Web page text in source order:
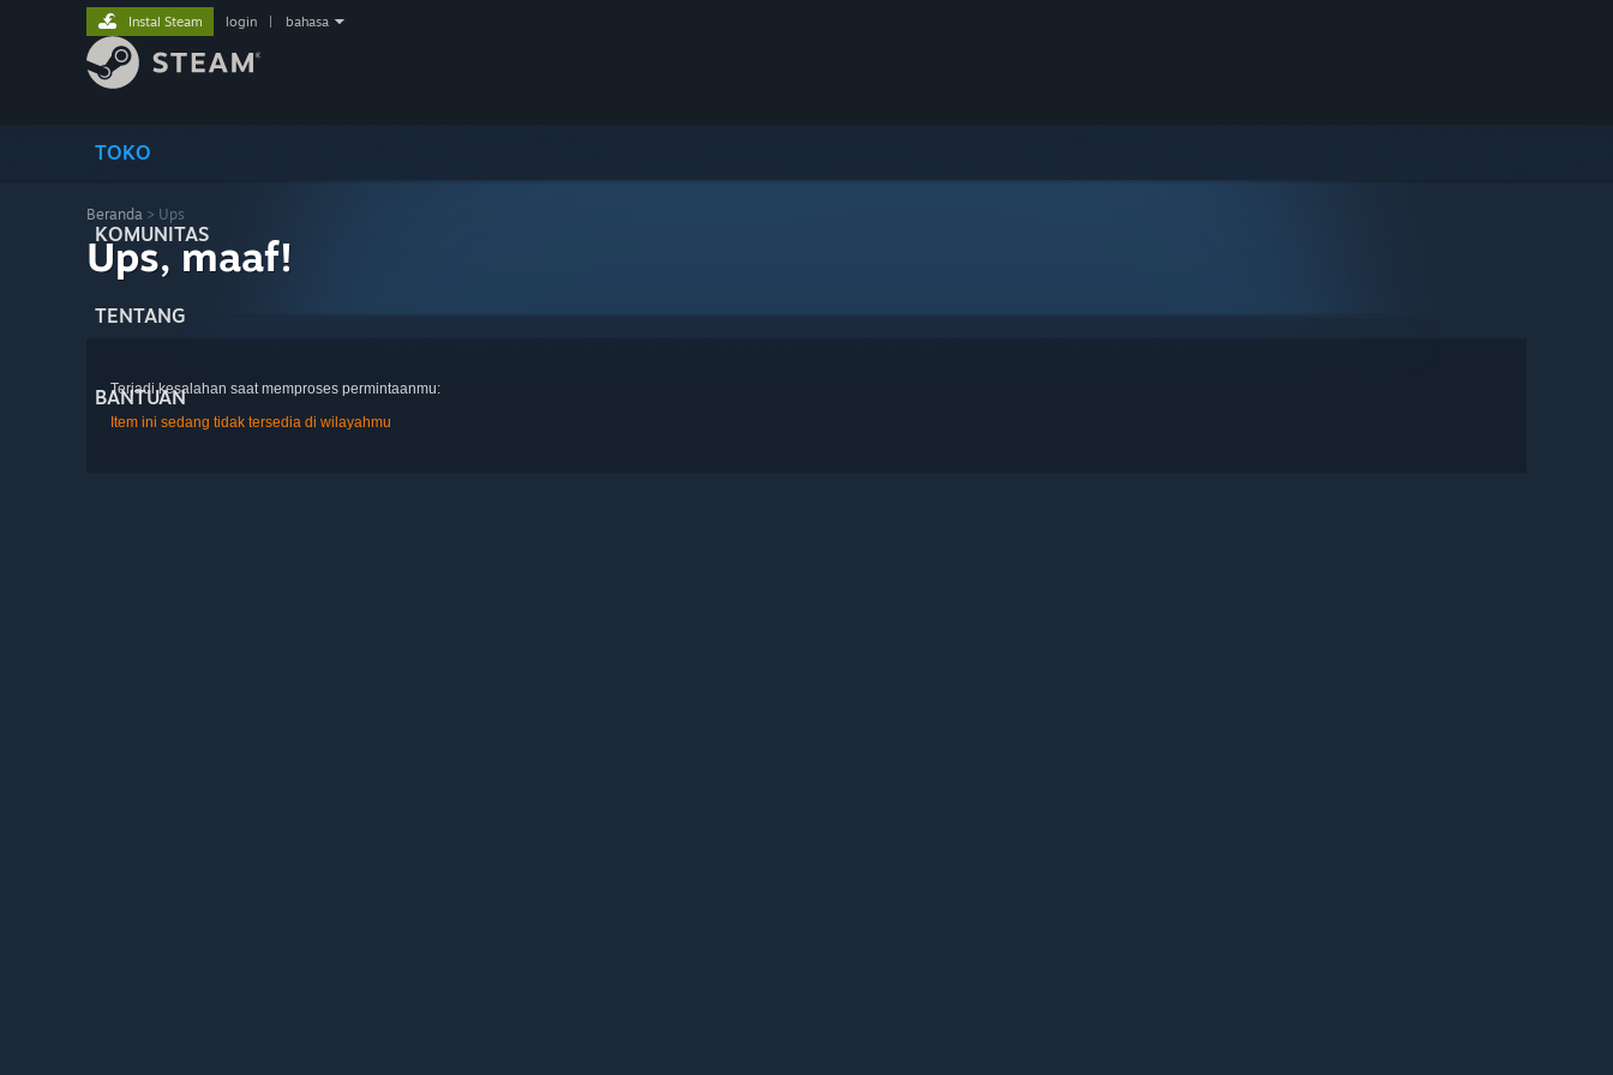
TOKO
KOMUNITAS
TENTANG
BANTUAN
Instal Steam login bahasa
Beranda > Ups
Ups, maaf!
Terjadi kesalahan saat memproses permintaanmu:
Item ini sedang tidak tersedia di wilayahmu